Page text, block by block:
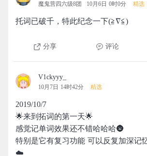
魔鬼营四六级8团 10月6日 0时0分 精选
托词已破千，特此纪念一下(≧∇≦)
分享 评论
V1ckyyy_
10月7日 14时42分 精选
2019/10/7
🌟来到拓词的第一天🌟
感觉记单词效果还不错哈哈哈🌚
特别是它有复习功能 可以反复加深记
☁️